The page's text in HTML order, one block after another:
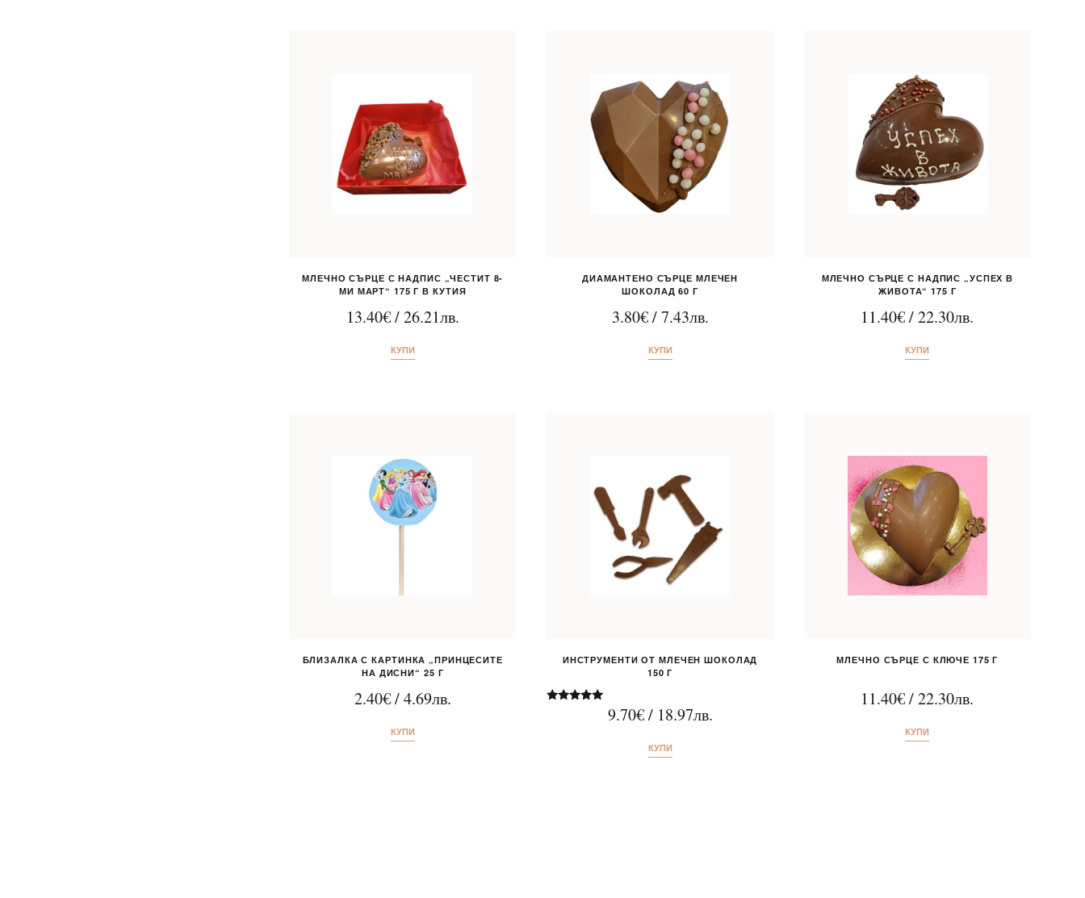
МЛЕЧНО СЪРЦЕ С НАДПИС „ЧЕСТИТ 8-
МИ МАРТ“ 175 Г В КУТИЯ
13.40€/26.21лв.
КУПИ
ДИАМАНТЕНО СЪРЦЕ МЛЕЧЕН
ШОКОЛАД 60 Г
3.80€/7.43лв.
КУПИ
МЛЕЧНО СЪРЦЕ С НАДПИС „УСПЕХ В
ЖИВОТА“ 175 Г
11.40€/22.30лв.
КУПИ
БЛИЗАЛКА С КАРТИНКА „ПРИНЦЕСИТЕ
НА ДИСНИ“ 25 Г
2.40€/4.69лв.
КУПИ
ИНСТРУМЕНТИ ОТ МЛЕЧЕН ШОКОЛАД
150 Г
9.70€/ 18.97лв.
КУПИ
МЛЕЧНО СЪРЦЕ С КЛЮЧЕ 175 Г
11.40€/22.30лв.
КУПИ